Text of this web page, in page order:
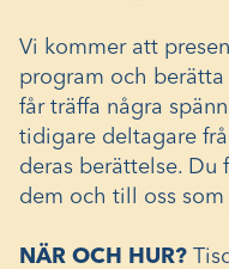
Vi kommer att
program och
får träffa några
tidigare deltagare
deras berättelse. Du
dem och till oss
NÄR OCH HUR?